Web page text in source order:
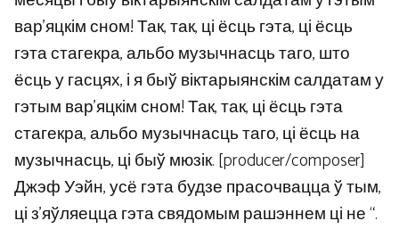
вар’яцкім сном! Так, так, ці ёсць гэта, ці ёсць
гэта стагекра, альбо музычнасць таго, што
ёсць у гасцях, і я быў віктарыянскім салдатам у
гэтым вар’яцкім сном! Так, так, ці ёсць гэта
стагекра, альбо музычнасць таго, ці ёсць на
музычнасць, ці быў мюзік. [producer/composer]
Джэф Уэйн, усё гэта будзе прасочвацца ў тым,
ці з’яўляецца гэта свядомым рашэннем ці не “.